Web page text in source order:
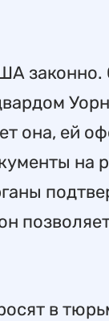
законно.
она, ей
на
в